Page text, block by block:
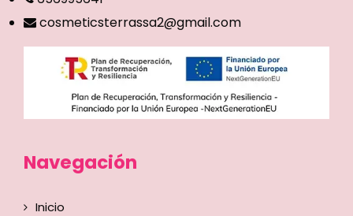
cosmeticsterrassa2@gmail.com
Navegación
Inicio